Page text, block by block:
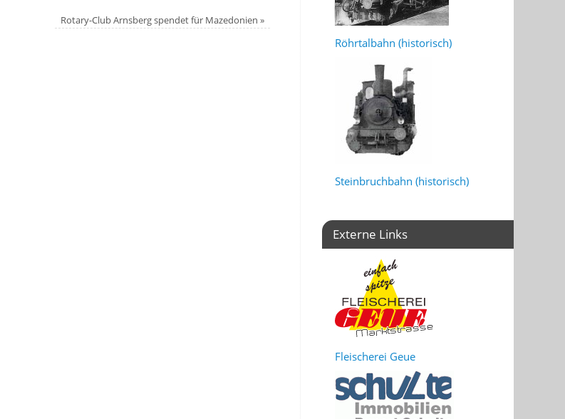
Rotary-Club Arnsberg spendet für Mazedonien »
Röhrtalbahn (historisch)
Steinbruchbahn (historisch)
Externe Links
Fleischerei Geue